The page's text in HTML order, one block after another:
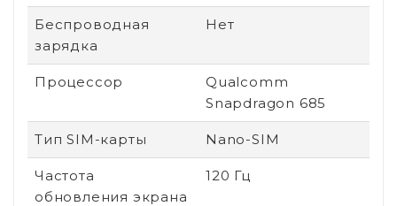
Беспроводная
зарядка
Нет
Процессор
Qualcomm
Snapdragon 685
Тип SIM-карты Nano-SIM
Частота
обновления экрана
120 Гц